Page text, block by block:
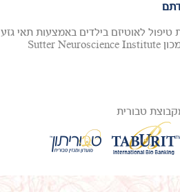
טיפול לאוטיזם בילדים באמצעות תאי גזע
מדם טבורי. ד"ר מייקל צ'ז, חלוץ בטיפול באוטיזם ואפילפסיה, ממכון Sutter Neuroscience Institute
טבורית